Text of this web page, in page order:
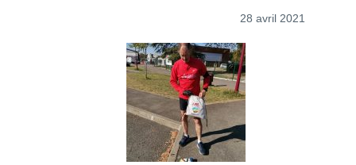
28 avril 2021